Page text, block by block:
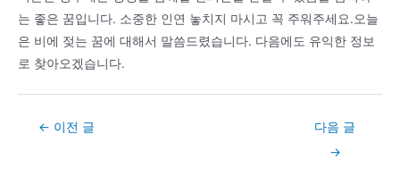
는 좋은 꿈입니다. 소중한 인연 놓치지 마시고 꼭 주워주세요.오늘
은 비에 젖는 꿈에 대해서 말씀드렸습니다. 다음에도 유익한 정보
로 찾아오겠습니다.
Post← 이전 글
다음 글
→